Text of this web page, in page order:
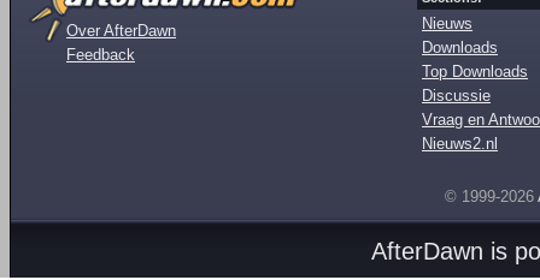
Over AfterDawn
Feedback
Nieuws
Downloads
Top Downloads
Discussie
Vraag en
Nieuws2.nl
© 1999-2026
AfterDawn is